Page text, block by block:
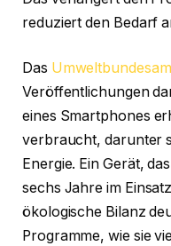
reduziert den Bedarf
Das
Veröffentlichungen
eines Smartphones
verbraucht, darunter
Energie. Ein Gerät,
sechs Jahre im
ökologische Bilanz
Programme, wie sie